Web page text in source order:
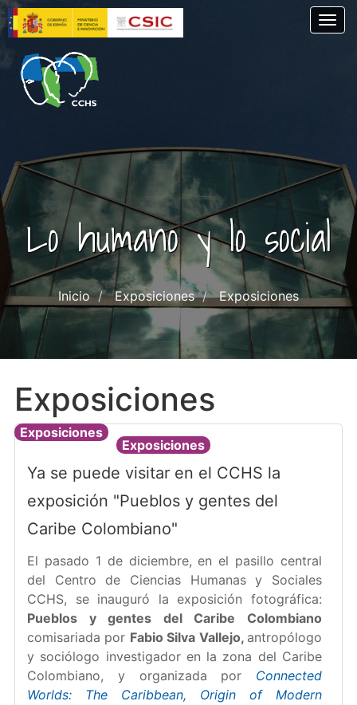
Pasar
al
contenido
principal
Lo humano y lo social
Inicio Exposiciones Exposiciones
Exposiciones
Exposiciones
Exposiciones
Ya se puede visitar en el CCHS la
exposición "Pueblos y gentes del
Caribe Colombiano"
El pasado 1 de diciembre, en el pasillo central
del Centro de Ciencias Humanas y Sociales
CCHS, se inauguró la exposición fotográfica:
Pueblos y gentes del Caribe Colombiano
comisariada por Fabio Silva Vallejo, antropólogo
y sociólogo investigador en la zona del Caribe
Colombiano, y organizada por Connected
Worlds: The Caribbean, Origin of Modern